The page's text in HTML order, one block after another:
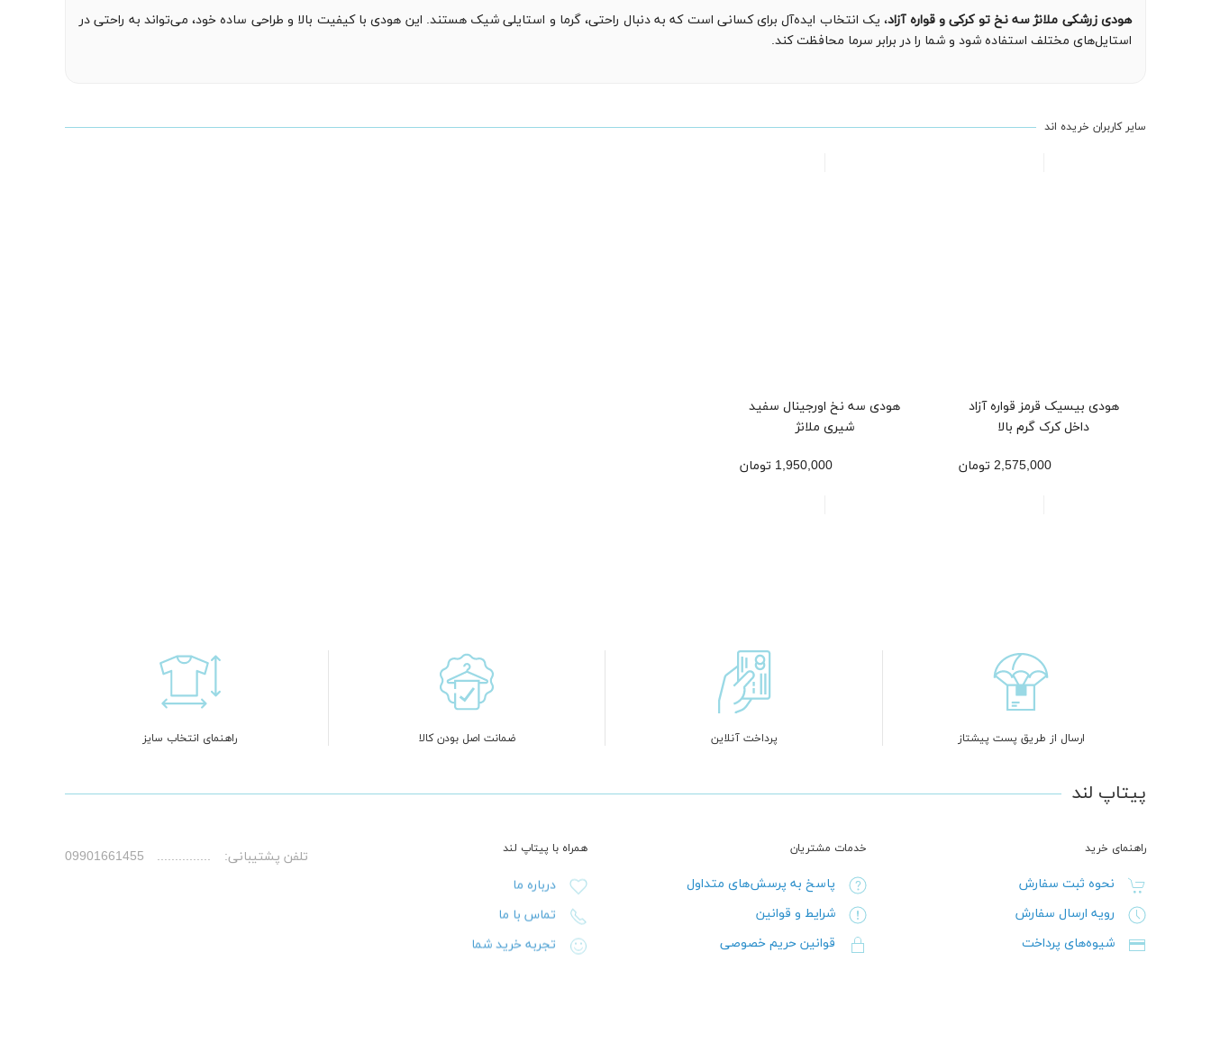
هودی زرشکی ملانژ سه نخ تو کرکی و قواره آزاد، یک انتخاب ایده‌آل برای کسانی است که به دنبال راحتی، گرما و استایلی شیک هستند. این هودی با کیفیت بالا و طراحی ساده خود، می‌تواند به راحتی در
استایل‌های مختلف استفاده شود و شما را در برابر سرما محافظت کند.
سایر کاربران خریده اند
هودی بیسیک قرمز قواره آزاد
داخل کرک گرم بالا
2,575,000 تومان
هودی سه نخ اورجینال سفید
شیری ملانژ
1,950,000 تومان
ارسال از طریق پست پیشتاز پرداخت آنلاین ضمانت اصل بودن کالا راهنمای انتخاب سایز
پیتاپ لند
راهنمای خرید
نحوه ثبت سفارش
رویه ارسال سفارش
شیوه‌های پرداخت
خدمات مشتریان
پاسخ به پرسش‌های متداول
شرایط و قوانین
قوانین حریم خصوصی
همراه با پیتاپ لند
درباره ما
تماس با ما
تجربه خرید شما
تلفن پشتیبانی: 09901661455